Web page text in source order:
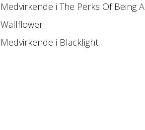
Medvirkende i The Perks Of Being A
Wallflower
Medvirkende i Blacklight